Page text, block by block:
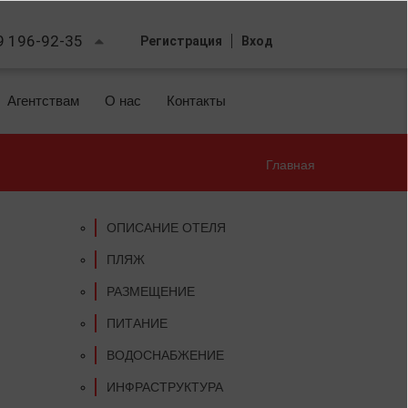
196-92-35 Регистрация Вход
Агентствам О нас Контакты
Главная
ОПИСАНИЕ ОТЕЛЯ
ПЛЯЖ
РАЗМЕЩЕНИЕ
ПИТАНИЕ
ВОДОСНАБЖЕНИЕ
ИНФРАСТРУКТУРА